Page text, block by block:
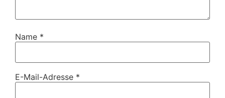
Name *
E-Mail-Adresse *